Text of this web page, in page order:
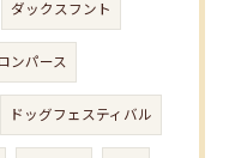
ダックスフント
ンパース
ドッグフェスティバル